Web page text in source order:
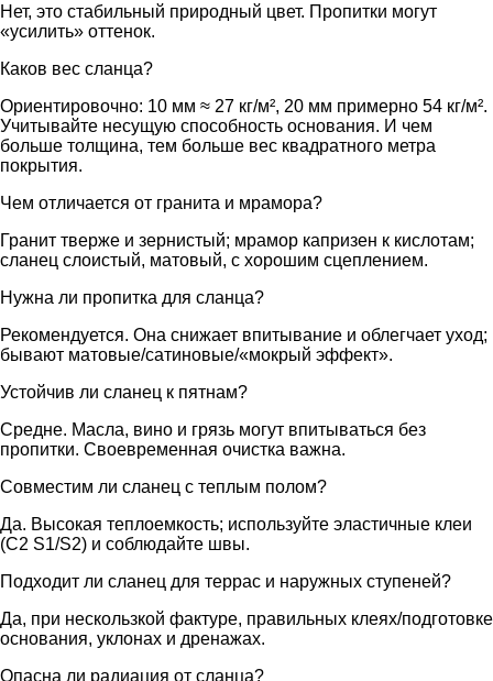
Нет, это стабильный природный цвет. Пропитки могут
«усилить» оттенок.
Каков вес сланца?
Ориентировочно: 10 мм ≈ 27 кг/м², 20 мм примерно 54 кг/м².
Учитывайте несущую способность основания. И чем
больше толщина, тем больше вес квадратного метра
покрытия.
Чем отличается от гранита и мрамора?
Гранит тверже и зернистый; мрамор капризен к кислотам;
сланец слоистый, матовый, с хорошим сцеплением.
Нужна ли пропитка для сланца?
Рекомендуется. Она снижает впитывание и облегчает уход;
бывают матовые/сатиновые/«мокрый эффект».
Устойчив ли сланец к пятнам?
Средне. Масла, вино и грязь могут впитываться без
пропитки. Своевременная очистка важна.
Совместим ли сланец с теплым полом?
Да. Высокая теплоемкость; используйте эластичные клеи
(C2 S1/S2) и соблюдайте швы.
Подходит ли сланец для террас и наружных ступеней?
Да, при нескользкой фактуре, правильных клеях/подготовке
основания, уклонах и дренажах.
Опасна ли радиация от сланца?